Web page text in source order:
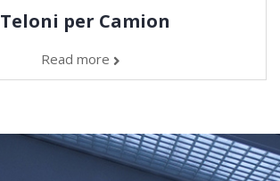
Teloni per Camion
Read more